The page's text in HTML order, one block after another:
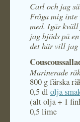
Carl och jag
Fråga mig
med. Igår kväll
jag bjöds på
det här vill jag
Marinerade
800 g färska
0,5 dl olja
(alt olja + 1
0,5 lime